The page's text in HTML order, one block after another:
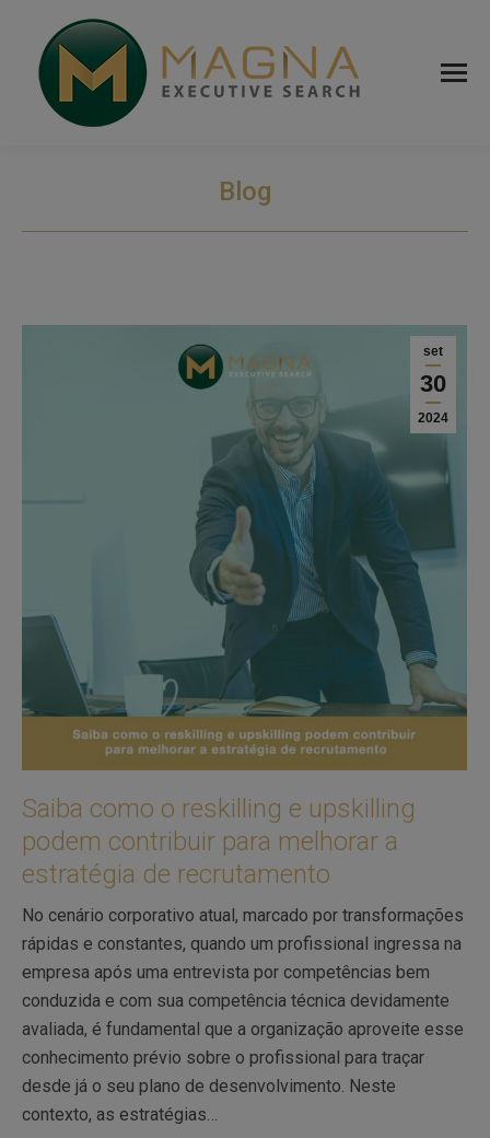
Blog
set
30
2024
Saiba como o reskilling e upskilling
podem contribuir para melhorar a
estratégia de recrutamento
No cenário corporativo atual, marcado por transformações
rápidas e constantes, quando um profissional ingressa na
empresa após uma entrevista por competências bem
conduzida e com sua competência técnica devidamente
avaliada, é fundamental que a organização aproveite esse
conhecimento prévio sobre o profissional para traçar
desde já o seu plano de desenvolvimento. Neste
contexto, as estratégias…